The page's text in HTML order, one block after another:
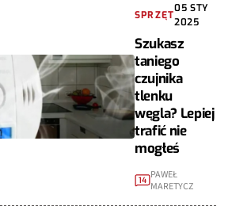
SPRZĘT
05 STY
2025
Szukasz
taniego
czujnika
tlenku
węgla? Lepiej
trafić nie
mogłeś
14 PAWEŁ
MARETYCZ